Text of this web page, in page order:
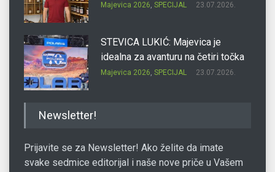
Majevica 2026, SPECIJAL 23.07.2026.
STEVICA LUKIĆ: Majevica je
idealna za avanturu na četiri točka
Majevica 2026, SPECIJAL 23.07.2026.
Newsletter!
Prijavite se za Newsletter! Ako želite da imate
svake sedmice editorijal i naše nove priče u Vašem